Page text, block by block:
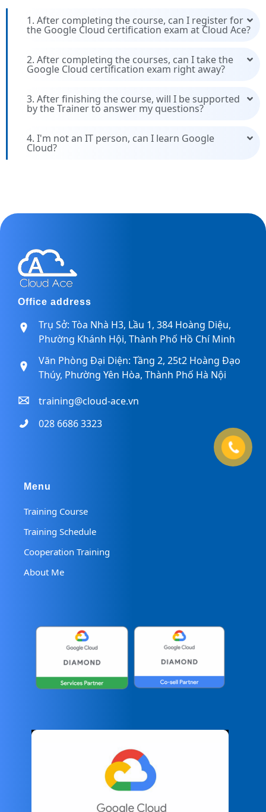
1. After completing the course, can I register for
the Google Cloud certification exam at Cloud Ace?
2. After completing the courses, can I take the
Google Cloud certification exam right away?
3. After finishing the course, will I be supported
by the Trainer to answer my questions?
4. I'm not an IT person, can I learn Google
Cloud?
Office address
Trụ Sở: Tòa Nhà H3, Lầu 1, 384 Hoàng Diệu,
Phường Khánh Hội, Thành Phố Hồ Chí Minh
Văn Phòng Đại Diện: Tầng 2, 25t2 Hoàng Đạo
Thúy, Phường Yên Hòa, Thành Phố Hà Nội
training@cloud-ace.vn
028 6686 3323
Menu
Training Course
Training Schedule
Cooperation Training
About Me